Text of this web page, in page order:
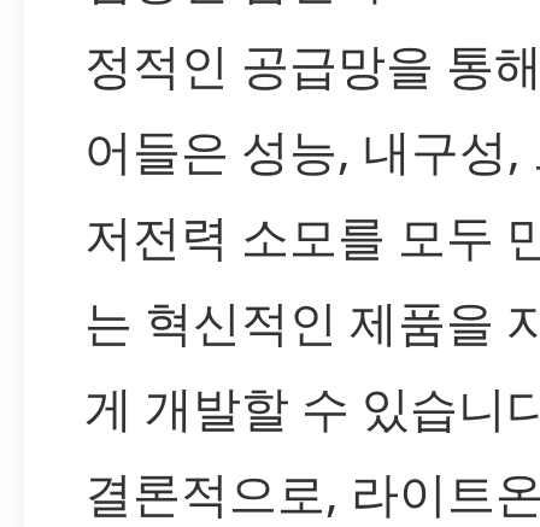
정적인 공급망을 통
어들은 성능, 내구성,
저전력 소모를 모두
는 혁신적인 제품을
게 개발할 수 있습니
결론적으로, 라이트